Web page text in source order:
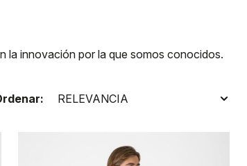
la innovación por la que somos conocidos.